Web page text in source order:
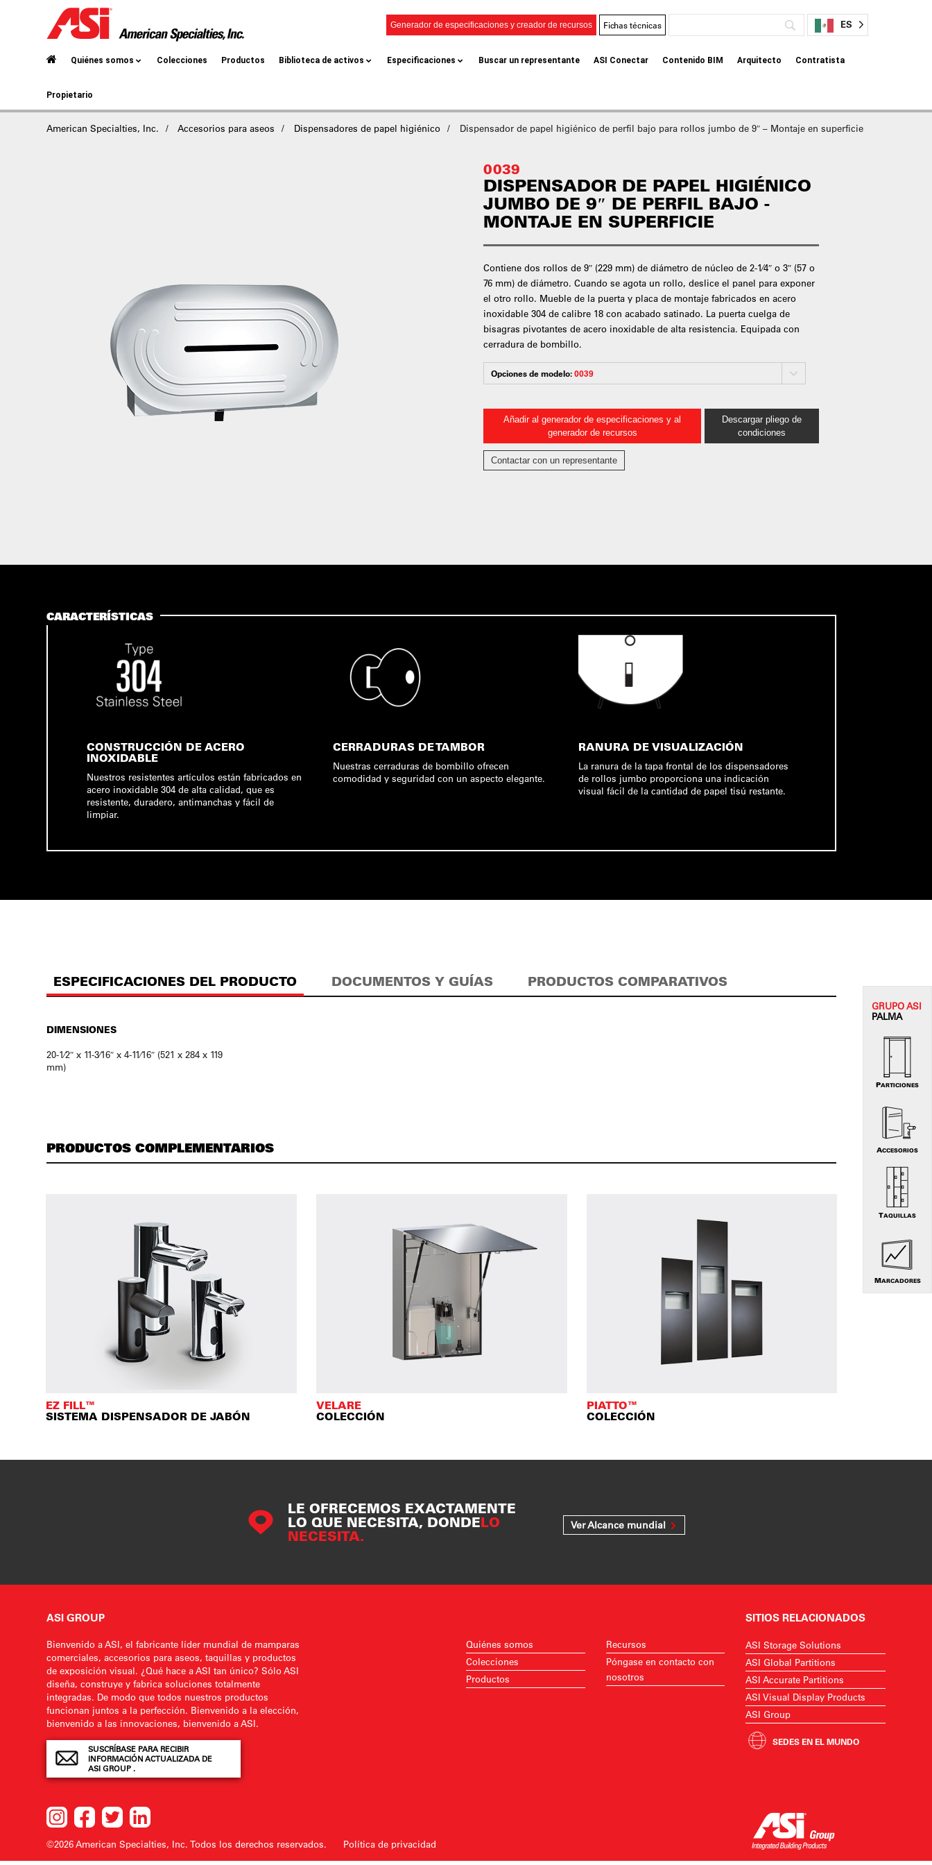
Generador de especificaciones y creador de recursos Fichas técnicas ES
Quiénes somos Colecciones Productos Biblioteca de activos Especificaciones Buscar un representante ASI Conectar Contenido BIM Arquitecto Contratista
Propietario
American Specialties, Inc. Accesorios para aseos Dispensadores de papel higiénico Dispensador de papel higiénico de perfil bajo para rollos jumbo de 9″ – Montaje en superficie
0039
DISPENSADOR DE PAPEL HIGIÉNICO
JUMBO DE 9″ DE PERFIL BAJO -
MONTAJE EN SUPERFICIE
Contiene dos rollos de 9″ (229 mm) de diámetro de núcleo de 2-1⁄4″ o 3″ (57 o
76 mm) de diámetro. Cuando se agota un rollo, deslice el panel para exponer
el otro rollo. Mueble de la puerta y placa de montaje fabricados en acero
inoxidable 304 de calibre 18 con acabado satinado. La puerta cuelga de
bisagras pivotantes de acero inoxidable de alta resistencia. Equipada con
cerradura de bombillo.
Opciones de modelo:0039
Añadir al generador de especificaciones y al
generador de recursos
Descargar pliego de
condiciones
Contactar con un representante
CARACTERÍSTICAS
CONSTRUCCIÓN DE ACERO
INOXIDABLE
Nuestros resistentes artículos están fabricados en
acero inoxidable 304 de alta calidad, que es
resistente, duradero, antimanchas y fácil de
limpiar.
CERRADURAS DE TAMBOR
Nuestras cerraduras de bombillo ofrecen
comodidad y seguridad con un aspecto elegante.
RANURA DE VISUALIZACIÓN
La ranura de la tapa frontal de los dispensadores
de rollos jumbo proporciona una indicación
visual fácil de la cantidad de papel tisú restante.
ESPECIFICACIONES DEL PRODUCTO DOCUMENTOS Y GUÍAS PRODUCTOS COMPARATIVOS
DIMENSIONES
20-1⁄2″ x 11-3⁄16″ x 4-11⁄16″ (521 x 284 x 119
mm)
PRODUCTOS COMPLEMENTARIOS
EZ FILL™
SISTEMA DISPENSADOR DE JABÓN
VELARE
COLECCIÓN
PIATTO™
COLECCIÓN
LE OFRECEMOS EXACTAMENTE
LO QUE NECESITA, DONDELO
NECESITA.
Ver Alcance mundial
GRUPO ASI
PALMA
PARTICIONES
ACCESORIOS
TAQUILLAS
MARCADORES
ASI GROUP
Bienvenido a ASI, el fabricante líder mundial de mamparas
comerciales, accesorios para aseos, taquillas y productos
de exposición visual. ¿Qué hace a ASI tan único? Sólo ASI
diseña, construye y fabrica soluciones totalmente
integradas. De modo que todos nuestros productos
funcionan juntos a la perfección. Bienvenido a la elección,
bienvenido a las innovaciones, bienvenido a ASI.
SUSCRÍBASE PARA RECIBIR
INFORMACIÓN ACTUALIZADA DE
ASI GROUP .
Quiénes somos
Colecciones
Productos
Recursos
Póngase en contacto con
nosotros
SITIOS RELACIONADOS
ASI Storage Solutions
ASI Global Partitions
ASI Accurate Partitions
ASI Visual Display Products
ASI Group
SEDES EN EL MUNDO
©2026 American Specialties, Inc. Todos los derechos reservados. Política de privacidad